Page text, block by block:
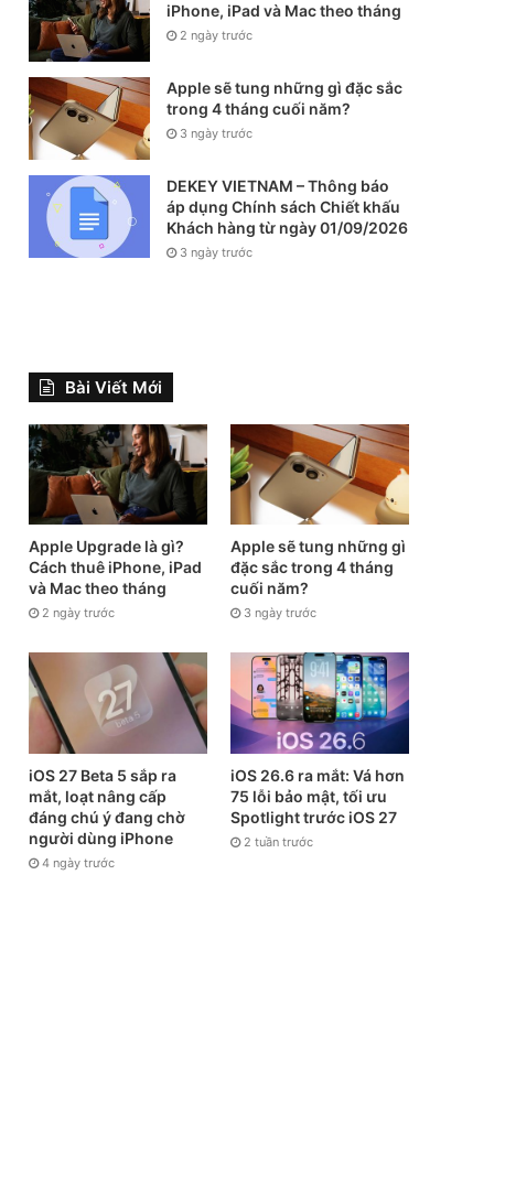
iPhone, iPad và Mac theo tháng
2 ngày trước
Apple sẽ tung những gì đặc sắc
trong 4 tháng cuối năm?
3 ngày trước
DEKEY VIETNAM – Thông báo
áp dụng Chính sách Chiết khấu
Khách hàng từ ngày 01/09/2026
3 ngày trước
Bài Viết Mới
Apple Upgrade là gì?
Cách thuê iPhone, iPad
và Mac theo tháng
2 ngày trước
Apple sẽ tung những gì
đặc sắc trong 4 tháng
cuối năm?
3 ngày trước
iOS 27 Beta 5 sắp ra
mắt, loạt nâng cấp
đáng chú ý đang chờ
người dùng iPhone
4 ngày trước
iOS 26.6 ra mắt: Vá hơn
75 lỗi bảo mật, tối ưu
Spotlight trước iOS 27
2 tuần trước